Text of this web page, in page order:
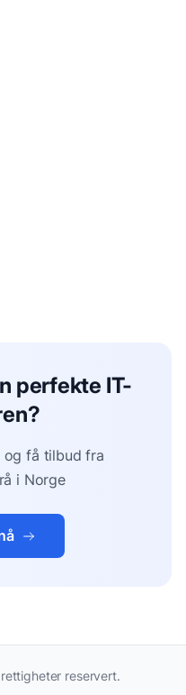
perfekte IT-
få tilbud fra
i Norge
reservert.